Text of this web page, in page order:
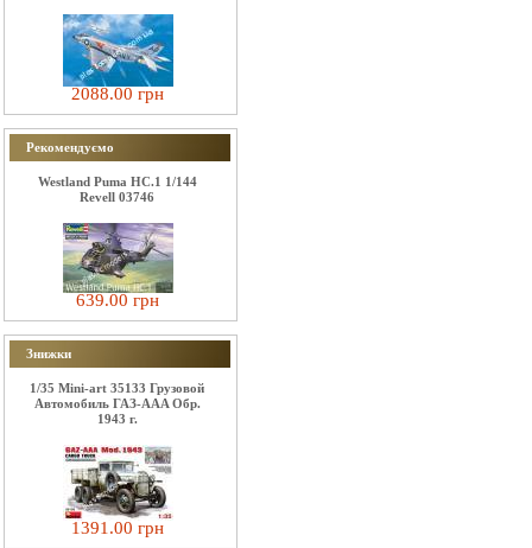
2088.00 грн
Рекомендуємо
Westland Puma HC.1 1/144
Revell 03746
639.00 грн
Знижки
1/35 Mini-art 35133 Грузовой
Автомобиль ГАЗ-AAA Обр.
1943 г.
1391.00 грн